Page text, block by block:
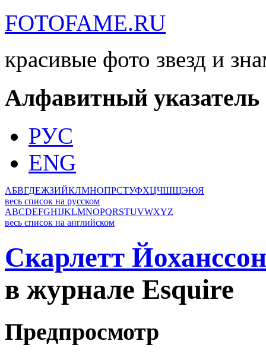
FOTOFAME.RU
красивые фото звезд и
Алфавитный указатель
РУС
ENG
АБВГДЕЖЗИЙКЛМНОПРСТУФХЦЧШЩЭЮЯ
весь список на русском
ABCDEFGHIJKLMNOPQRSTUVWXYZ
весь список на английском
Скарлетт Йоханссон
в журнале Esquire
Предпросмотр